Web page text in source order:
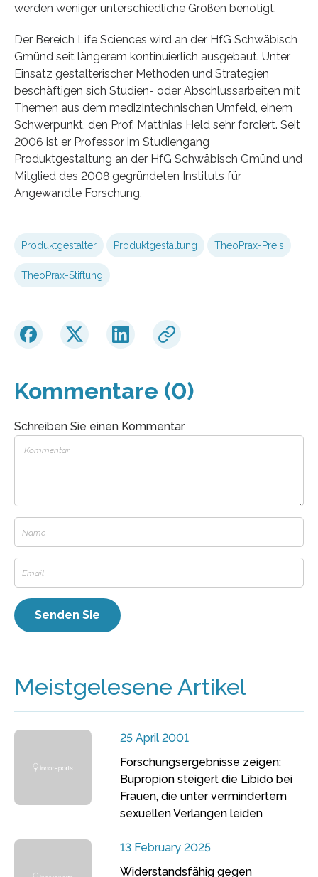
werden weniger unterschiedliche Größen benötigt.
Der Bereich Life Sciences wird an der HfG Schwäbisch
Gmünd seit längerem kontinuierlich ausgebaut. Unter
Einsatz gestalterischer Methoden und Strategien
beschäftigen sich Studien- oder Abschlussarbeiten mit
Themen aus dem medizintechnischen Umfeld, einem
Schwerpunkt, den Prof. Matthias Held sehr forciert. Seit
2006 ist er Professor im Studiengang
Produktgestaltung an der HfG Schwäbisch Gmünd und
Mitglied des 2008 gegründeten Instituts für
Angewandte Forschung.
Produktgestalter Produktgestaltung TheoPrax-Preis
TheoPrax-Stiftung
Kommentare (0)
Schreiben Sie einen Kommentar
Meistgelesene Artikel
25 April 2001
Forschungsergebnisse zeigen:
Bupropion steigert die Libido bei
Frauen, die unter vermindertem
sexuellen Verlangen leiden
13 February 2025
Widerstandsfähig gegen